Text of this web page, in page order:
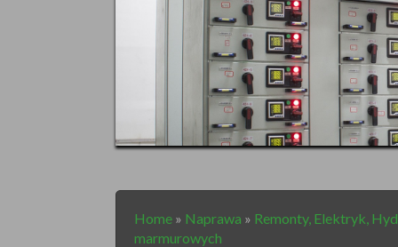
Home » Naprawa » Remonty, Elektryk,
marmurowych